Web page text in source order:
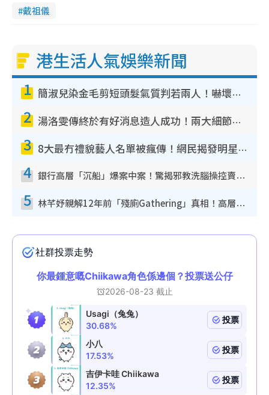
戴祖儀
港生活人氣娛樂新聞
1 簡淑兒染金毛剪短頭髮氣質判若兩人！嚇壞老公麥大力都認唔出：「你做咩事？」
2 湯洛雯傳終於有好消息造人成功！兩大細節曝孕味極濃惹猜測：大肚婆先會咁！
3 8大最冇禮貌藝人名單被瘋傳！網民揭發明星真面目 一致數臭呢位係無品天花板？
4 銀行高層「沉船」爆案中案！驚揭邪教洗腦操控賣淫被吞600萬 幕後黑手講多錯多
5 林芊妤親解12年前「殘廁Gathering」真相！高層解約一句話重創尊嚴至今拒返TVB